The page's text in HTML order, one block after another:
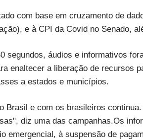
com base em cruzamento de
e à CPI da Covid no Senado,
segundos, áudios e informativos
enaltecer a liberação de recursos
a estados e municípios.
Brasil e com os brasileiros
diz uma das campanhas.Os
emergencial, à suspensão de